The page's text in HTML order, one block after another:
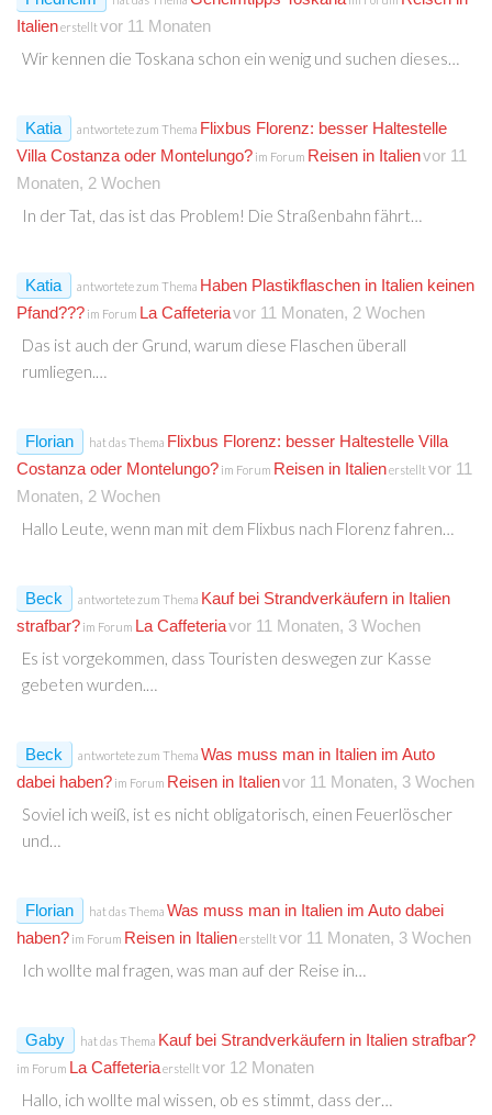
Italienerstellt vor 11 Monaten
Wir kennen die Toskana schon ein wenig und suchen dieses…
Katia antwortete zum Thema Flixbus Florenz: besser Haltestelle
Villa Costanza oder Montelungo? im Forum Reisen in Italienvor 11
Monaten, 2 Wochen
In der Tat, das ist das Problem! Die Straßenbahn fährt…
Katia antwortete zum Thema Haben Plastikflaschen in Italien keinen
Pfand??? im Forum La Caffeteriavor 11 Monaten, 2 Wochen
Das ist auch der Grund, warum diese Flaschen überall
rumliegen.…
Florian hat das Thema Flixbus Florenz: besser Haltestelle Villa
Costanza oder Montelungo? im Forum Reisen in Italienerstellt vor 11
Monaten, 2 Wochen
Hallo Leute, wenn man mit dem Flixbus nach Florenz fahren…
Beck antwortete zum Thema Kauf bei Strandverkäufern in Italien
strafbar? im Forum La Caffeteriavor 11 Monaten, 3 Wochen
Es ist vorgekommen, dass Touristen deswegen zur Kasse
gebeten wurden.…
Beck antwortete zum Thema Was muss man in Italien im Auto
dabei haben? im Forum Reisen in Italienvor 11 Monaten, 3 Wochen
Soviel ich weiß, ist es nicht obligatorisch, einen Feuerlöscher
und…
Florian hat das Thema Was muss man in Italien im Auto dabei
haben? im Forum Reisen in Italienerstellt vor 11 Monaten, 3 Wochen
Ich wollte mal fragen, was man auf der Reise in…
Gaby hat das Thema Kauf bei Strandverkäufern in Italien strafbar?
im Forum La Caffeteriaerstellt vor 12 Monaten
Hallo, ich wollte mal wissen, ob es stimmt, dass der…